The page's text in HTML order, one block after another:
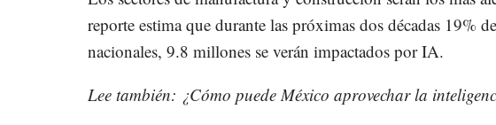
reporte estima que durante las próximas dos décadas 19%
nacionales, 9.8 millones se verán impactados por IA.
Lee también: ¿Cómo puede México aprovechar la